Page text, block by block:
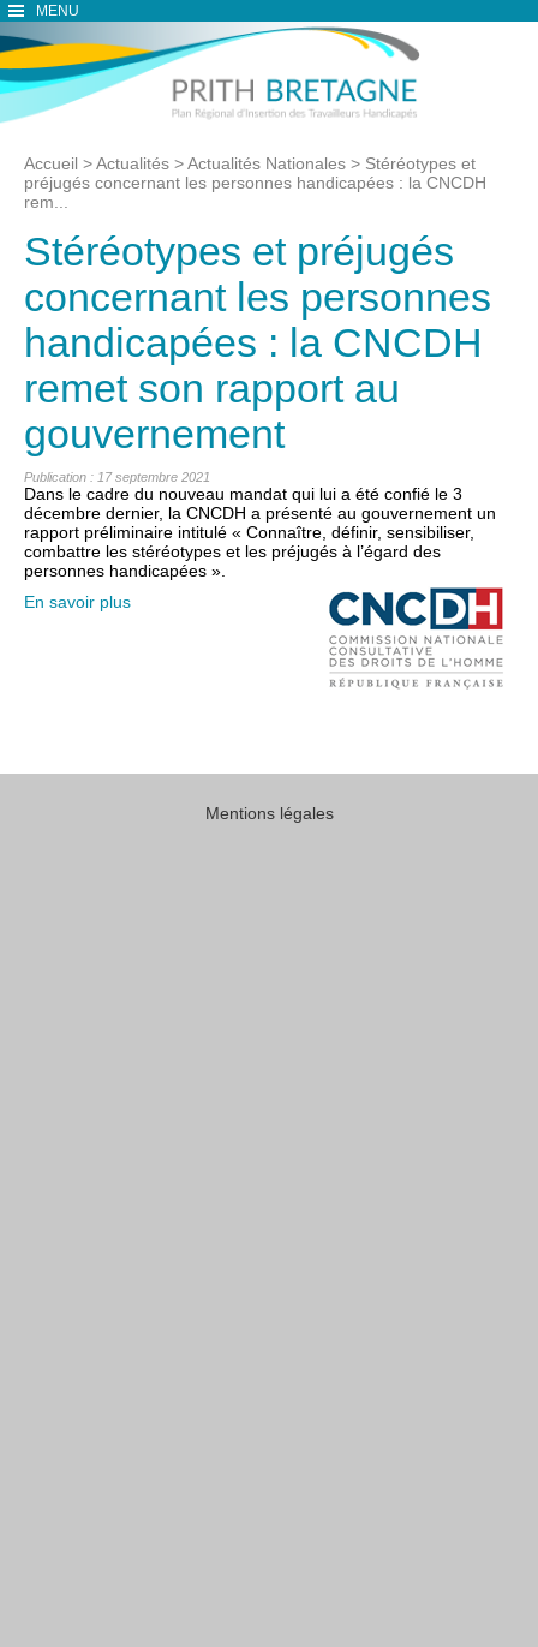
MENU
Accueil >Actualités >Actualités Nationales > Stéréotypes et
préjugés concernant les personnes handicapées : la CNCDH
rem...
Stéréotypes et préjugés
concernant les personnes
handicapées : la CNCDH
remet son rapport au
gouvernement
Publication : 17 septembre 2021
Dans le cadre du nouveau mandat qui lui a été confié le 3
décembre dernier, la CNCDH a présenté au gouvernement un
rapport préliminaire intitulé « Connaître, définir, sensibiliser,
combattre les stéréotypes et les préjugés à l’égard des
personnes handicapées ».
En savoir plus
Mentions légales